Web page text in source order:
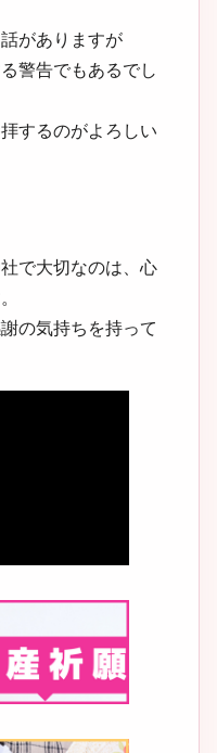
がありますが
警告でもあるでし
するのがよろしい
で大切なのは、心
の気持ちを持って